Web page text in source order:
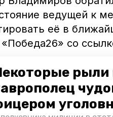
рыли
ведущей к
её в
со
также
осмотрел
и пообщался с